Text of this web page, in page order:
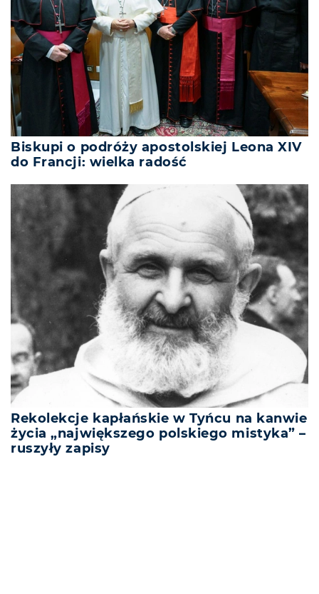
Biskupi o podróży apostolskiej Leona XIV
do Francji: wielka radość
Rekolekcje kapłańskie w Tyńcu na kanwie
życia „największego polskiego mistyka” –
ruszyły zapisy